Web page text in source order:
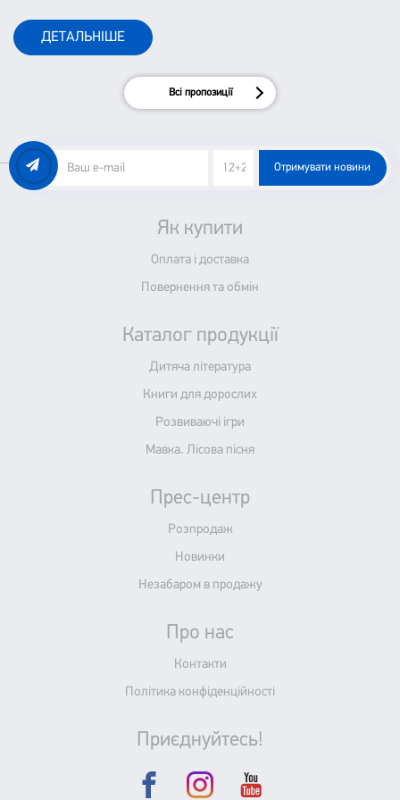
ДЕТАЛЬНІШЕ
Всі пропозиції
Отримувати новини
Як купити
Оплата і доставка
Повернення та обмін
Каталог продукції
Дитяча література
Книги для дорослих
Розвиваючі ігри
Мавка. Лісова пісня
Прес-центр
Розпродаж
Новинки
Незабаром в продажу
Про нас
Контакти
Політика конфіденційності
Приєднуйтесь!